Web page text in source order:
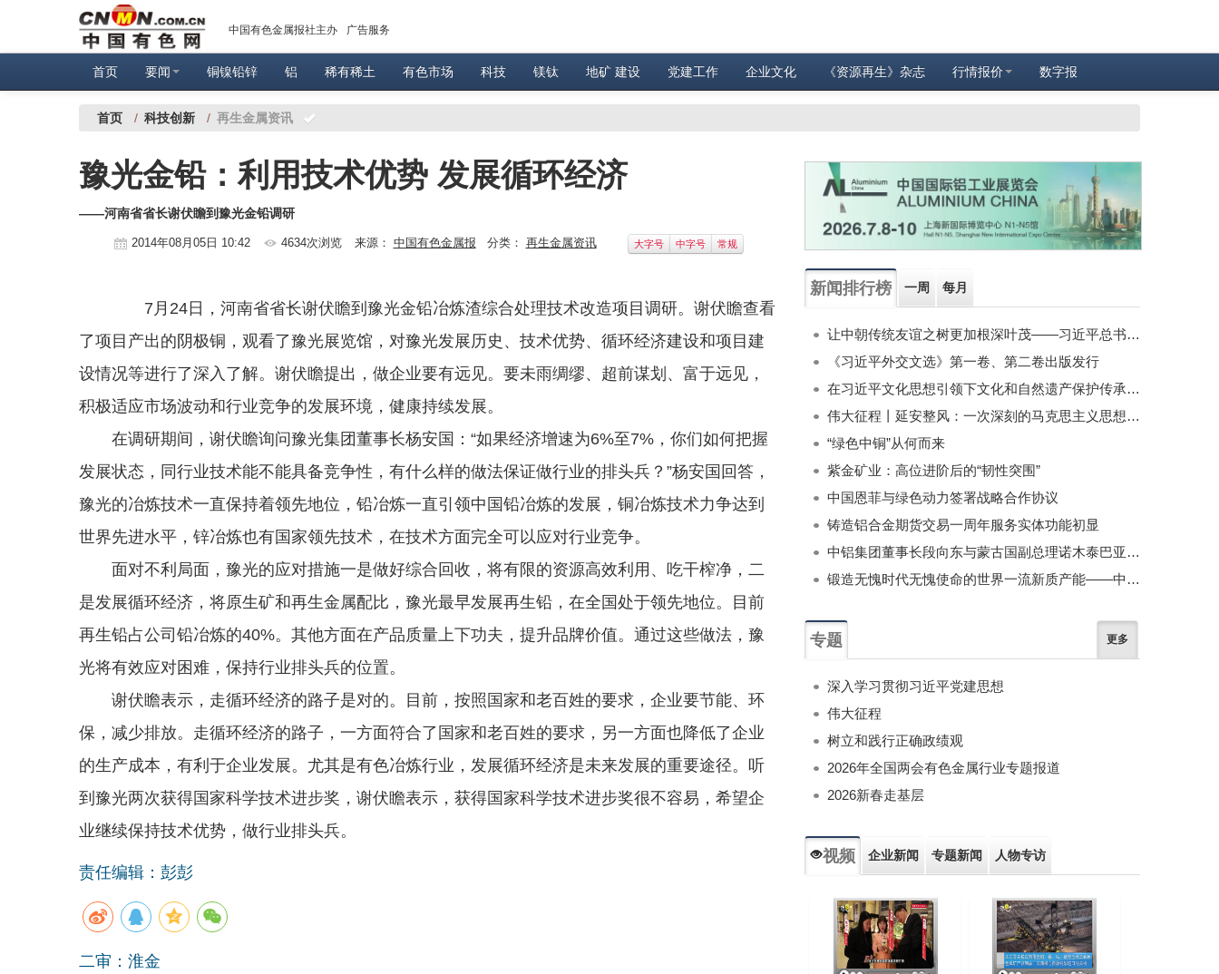
中国有色金属报社主办 广告服务
首页 要闻 铜镍铅锌 铝 稀有稀土 有色市场 科技 镁钛 地矿 建设 党建工作 企业文化 《资源再生》杂志 行情报价 数字报
首页 / 科技创新 / 再生金属资讯
豫光金铅：利用技术优势 发展循环经济
——河南省省长谢伏瞻到豫光金铅调研
2014年08月05日 10:42 4634次浏览 来源： 中国有色金属报 分类： 再生金属资讯 大字号 中字号 常规
7月24日，河南省省长谢伏瞻到豫光金铅冶炼渣综合处理技术改造项目调研。谢伏瞻查看
了项目产出的阴极铜，观看了豫光展览馆，对豫光发展历史、技术优势、循环经济建设和项目建
设情况等进行了深入了解。谢伏瞻提出，做企业要有远见。要未雨绸缪、超前谋划、富于远见，
积极适应市场波动和行业竞争的发展环境，健康持续发展。
在调研期间，谢伏瞻询问豫光集团董事长杨安国：“如果经济增速为6%至7%，你们如何把握
发展状态，同行业技术能不能具备竞争性，有什么样的做法保证做行业的排头兵？”杨安国回答，
豫光的冶炼技术一直保持着领先地位，铅冶炼一直引领中国铅冶炼的发展，铜冶炼技术力争达到
世界先进水平，锌冶炼也有国家领先技术，在技术方面完全可以应对行业竞争。
面对不利局面，豫光的应对措施一是做好综合回收，将有限的资源高效利用、吃干榨净，二
是发展循环经济，将原生矿和再生金属配比，豫光最早发展再生铅，在全国处于领先地位。目前
再生铅占公司铅冶炼的40%。其他方面在产品质量上下功夫，提升品牌价值。通过这些做法，豫
光将有效应对困难，保持行业排头兵的位置。
谢伏瞻表示，走循环经济的路子是对的。目前，按照国家和老百姓的要求，企业要节能、环
保，减少排放。走循环经济的路子，一方面符合了国家和老百姓的要求，另一方面也降低了企业
的生产成本，有利于企业发展。尤其是有色冶炼行业，发展循环经济是未来发展的重要途径。听
到豫光两次获得国家科学技术进步奖，谢伏瞻表示，获得国家科学技术进步奖很不容易，希望企
业继续保持技术优势，做行业排头兵。
责任编辑：彭彭
二审：淮金
新闻排行榜 一周 每月
让中朝传统友谊之树更加根深叶茂——习近平总书记对朝鲜进行国事访问纪实
《习近平外交文选》第一卷、第二卷出版发行
在习近平文化思想引领下文化和自然遗产保护传承利用工作开创新局面
伟大征程丨延安整风：一次深刻的马克思主义思想教育运动
“绿色中铜”从何而来
紫金矿业：高位进阶后的“韧性突围”
中国恩菲与绿色动力签署战略合作协议
铸造铝合金期货交易一周年服务实体功能初显
中铝集团董事长段向东与蒙古国副总理诺木泰巴亚尔举行会谈
锻造无愧时代无愧使命的世界一流新质产能——中国有色金属工业的战略应对与破局之道（二）
专题 更多
深入学习贯彻习近平党建思想
伟大征程
树立和践行正确政绩观
2026年全国两会有色金属行业专题报道
2026新春走基层
视频 企业新闻 专题新闻 人物专访